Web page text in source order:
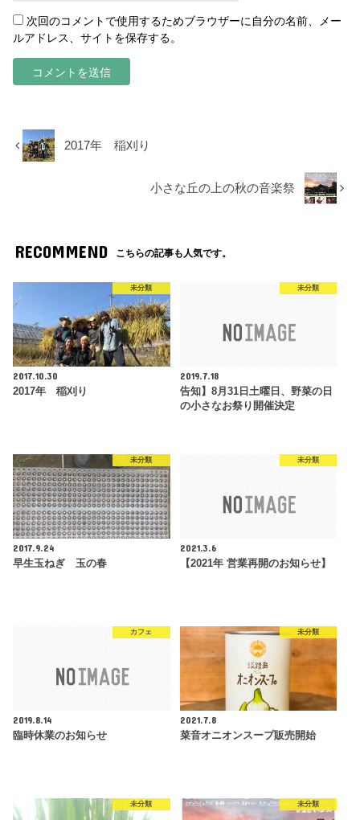
次回のコメントで使用するためブラウザーに自分の名前、メー
ルアドレス、サイトを保存する。
2017年 稲刈り
小さな丘の上の秋の音楽祭
RECOMMEND こちらの記事も人気です。
未分類
2017.10.30
2017年 稲刈り
未分類
2019.7.18
告知】8月31日土曜日、野菜の日
の小さなお祭り開催決定
未分類
2017.9.24
早生玉ねぎ 玉の春
未分類
2021.3.6
【2021年 営業再開のお知らせ】
カフェ
2019.8.14
臨時休業のお知らせ
未分類
2021.7.8
菜音オニオンスープ販売開始
未分類 未分類